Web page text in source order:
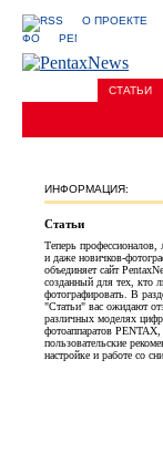
О ПРОЕКТЕ
СТАТЬИ
ИНФОРМАЦИЯ:
Статьи
Теперь профессионалов,
и даже новичков-
объединяет сайт
созданный для тех, кто
фотографировать. В
"Статьи" вас ожидают
различных моделях
фотоаппаратов PENTAX,
пользовательские
настройке и работе со